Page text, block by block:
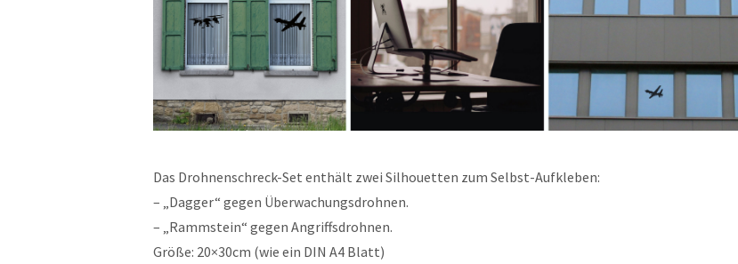
Das Drohnenschreck-Set enthält zwei Silhouetten zum Selbst-Aufkleben:
– „Dagger“ gegen Überwachungsdrohnen.
– „Rammstein“ gegen Angriffsdrohnen.
Größe: 20×30cm (wie ein DIN A4 Blatt)